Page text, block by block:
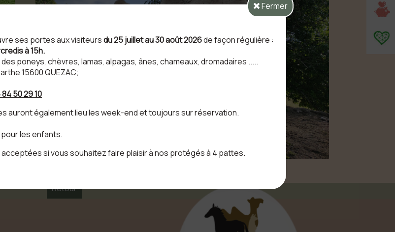
Retour
Fermer
ses portes aux visiteursdu 25 juillet au 30 août 2026de façon régulière :
à 15h.
poneys, chèvres, lamas, alpagas, ânes, chameaux, dromadaires .....
15600 QUEZAC;
50 29 10
auront également lieu les week-end et toujours sur réservation.
les enfants.
si vous souhaitez faire plaisir à nos protégés à 4 pattes.